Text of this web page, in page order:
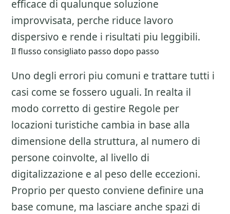
efficace di qualunque soluzione
improvvisata, perche riduce lavoro
dispersivo e rende i risultati piu leggibili.
Il flusso consigliato passo dopo passo
Uno degli errori piu comuni e trattare tutti i
casi come se fossero uguali. In realta il
modo corretto di gestire Regole per
locazioni turistiche cambia in base alla
dimensione della struttura, al numero di
persone coinvolte, al livello di
digitalizzazione e al peso delle eccezioni.
Proprio per questo conviene definire una
base comune, ma lasciare anche spazi di